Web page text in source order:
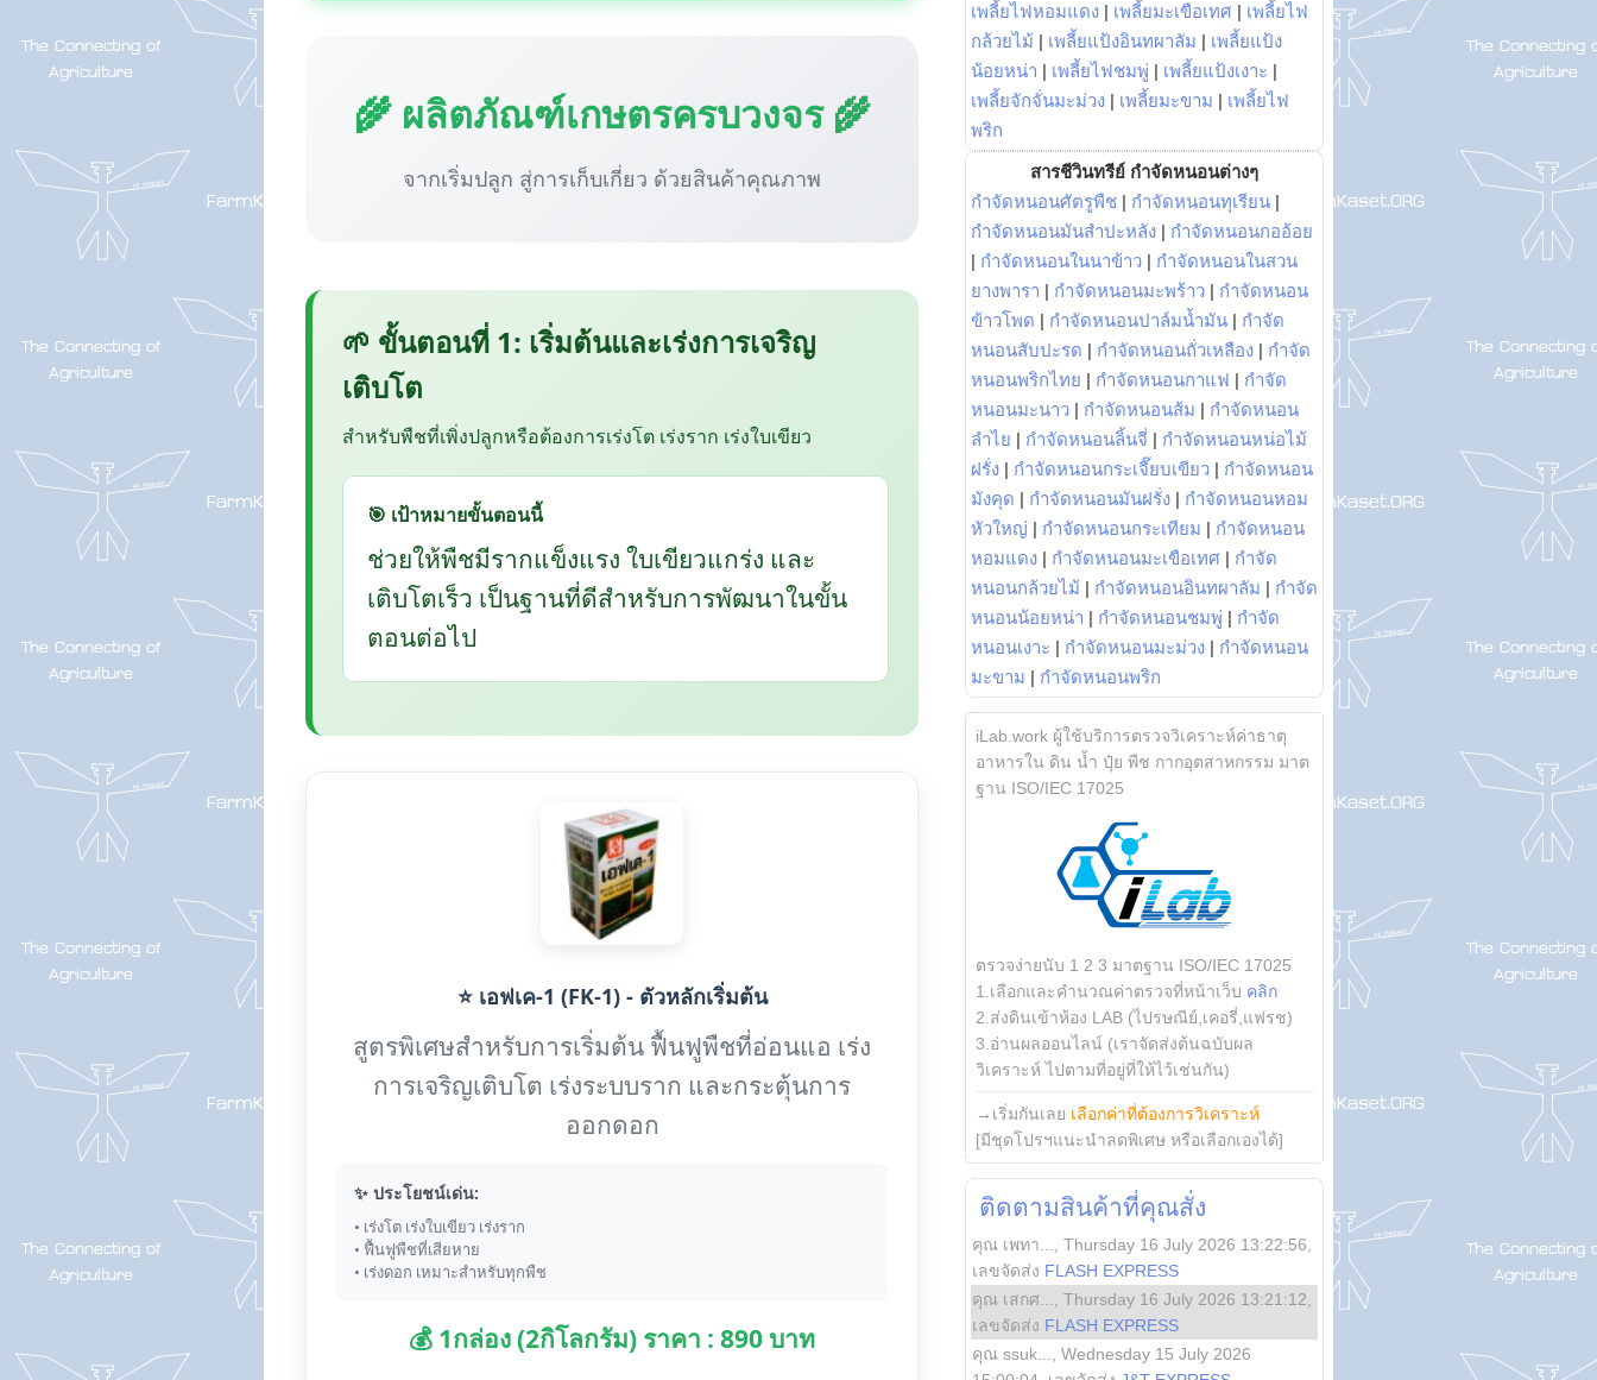
🌾 ผลิตภัณฑ์เกษตรครบวงจร 🌾
จากเริ่มปลูก สู่การเก็บเกี่ยว ด้วยสินค้าคุณภาพ
🌱 ขั้นตอนที่ 1: เริ่มต้นและเร่งการเจริญ
เติบโต
สำหรับพืชที่เพิ่งปลูกหรือต้องการเร่งโต เร่งราก เร่งใบเขียว
🎯 เป้าหมายขั้นตอนนี้
ช่วยให้พืชมีรากแข็งแรง ใบเขียวแกร่ง และ
เติบโตเร็ว เป็นฐานที่ดีสำหรับการพัฒนาในขั้น
ตอนต่อไป
⭐ เอฟเค-1 (FK-1) - ตัวหลักเริ่มต้น
สูตรพิเศษสำหรับการเริ่มต้น ฟื้นฟูพืชที่อ่อนแอ เร่ง
การเจริญเติบโต เร่งระบบราก และกระตุ้นการ
ออกดอก
✨ ประโยชน์เด่น:
• เร่งโต เร่งใบเขียว เร่งราก
• ฟื้นฟูพืชที่เสียหาย
• เร่งดอก เหมาะสำหรับทุกพืช
💰 1กล่อง (2กิโลกรัม) ราคา : 890 บาท
เพลี้ยไฟหอมแดง | เพลี้ยมะเขือเทศ | เพลี้ยไฟ
กล้วยไม้ | เพลี้ยแป้งอินทผาลัม | เพลี้ยแป้ง
น้อยหน่า | เพลี้ยไฟชมพู่ | เพลี้ยแป้งเงาะ |
เพลี้ยจักจั่นมะม่วง | เพลี้ยมะขาม | เพลี้ยไฟ
พริก
สารชีวินทรีย์ กำจัดหนอนต่างๆ
กำจัดหนอนศัตรูพืช | กำจัดหนอนทุเรียน |
กำจัดหนอนมันสำปะหลัง | กำจัดหนอนกออ้อย
| กำจัดหนอนในนาข้าว | กำจัดหนอนในสวน
ยางพารา | กำจัดหนอนมะพร้าว | กำจัดหนอน
ข้าวโพด | กำจัดหนอนปาล์มน้ำมัน | กำจัด
หนอนสับปะรด | กำจัดหนอนถั่วเหลือง | กำจัด
หนอนพริกไทย | กำจัดหนอนกาแฟ | กำจัด
หนอนมะนาว | กำจัดหนอนส้ม | กำจัดหนอน
ลำไย | กำจัดหนอนลิ้นจี่ | กำจัดหนอนหน่อไม้
ฝรั่ง | กำจัดหนอนกระเจี๊ยบเขียว | กำจัดหนอน
มังคุด | กำจัดหนอนมันฝรั่ง | กำจัดหนอนหอม
หัวใหญ่ | กำจัดหนอนกระเทียม | กำจัดหนอน
หอมแดง | กำจัดหนอนมะเขือเทศ | กำจัด
หนอนกล้วยไม้ | กำจัดหนอนอินทผาลัม | กำจัด
หนอนน้อยหน่า | กำจัดหนอนชมพู่ | กำจัด
หนอนเงาะ | กำจัดหนอนมะม่วง | กำจัดหนอน
มะขาม | กำจัดหนอนพริก
iLab.work ผู้ใช้บริการตรวจวิเคราะห์ค่าธาตุ
อาหารใน ดิน น้ำ ปุ๋ย พืช กากอุตสาหกรรม มาต
ฐาน ISO/IEC 17025
ตรวจง่ายนับ 1 2 3 มาตฐาน ISO/IEC 17025
1.เลือกและคำนวณค่าตรวจที่หน้าเว็บ คลิก
2.ส่งดินเข้าห้อง LAB (ไปรษณีย์,เคอรี่,แฟรช)
3.อ่านผลออนไลน์ (เราจัดส่งต้นฉบับผล
วิเคราะห์ ไปตามที่อยู่ที่ให้ไว้เช่นกัน)
→เริ่มกันเลย เลือกค่าที่ต้องการวิเคราะห์
[มีชุดโปรฯแนะนำลดพิเศษ หรือเลือกเองได้]
ติดตามสินค้าที่คุณสั่ง
คุณ เพทา... Thursday 16 July 2026 13:22:56
เลขจัดส่ง FLASH EXPRESS
คุณ เสกศ...
Thursday 16 July 2026 13:21:12
เลขจัดส่ง FLASH EXPRESS
คุณ ssuk...
Wednesday 15 July 2026